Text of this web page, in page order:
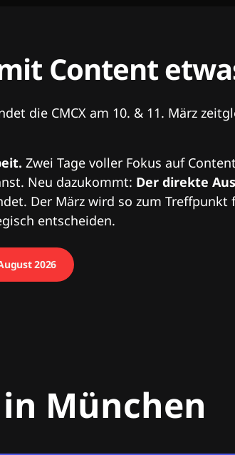
Content
die CMCX am 10. & 11. März
Zwei Tage voller Fokus auf
Neu dazukommt: Der direkte
Der März wird so zum Treffpunkt
entscheiden.
2026
München